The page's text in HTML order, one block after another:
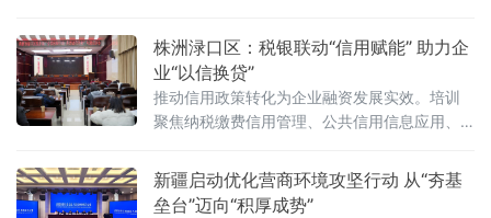
北B-7地块，总占地面积8.7万平方米，建筑面
积3.3万平方米，规划建设3栋商品仓储库、2栋
中转集
株洲渌口区：税银联动“信用赋能” 助力企
业“以信换贷”
推动信用政策转化为企业融资发展实效。培训
聚焦纳税缴费信用管理、公共信用信息应用、
统解读税费一体信用评价、信用修复、信息查
询与应用等实操要点。参会企业代
新疆启动优化营商环境攻坚行动 从“夯基
垒台”迈向“积厚成势”